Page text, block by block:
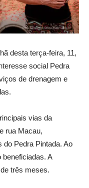
desta terça-feira, 11,
social Pedra
de drenagem e
vias da
rua Macau,
do Pedra Pintada. Ao
A
três meses.